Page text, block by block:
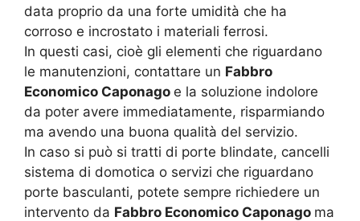
data proprio da una forte umidità che ha
corroso e incrostato i materiali ferrosi.
In questi casi, cioè gli elementi che riguardano
le manutenzioni, contattare un Fabbro
Economico Caponago e la soluzione indolore
da poter avere immediatamente, risparmiando
ma avendo una buona qualità del servizio.
In caso si può si tratti di porte blindate, cancelli
sistema di domotica o servizi che riguardano
porte basculanti, potete sempre richiedere un
intervento da Fabbro Economico Caponago ma